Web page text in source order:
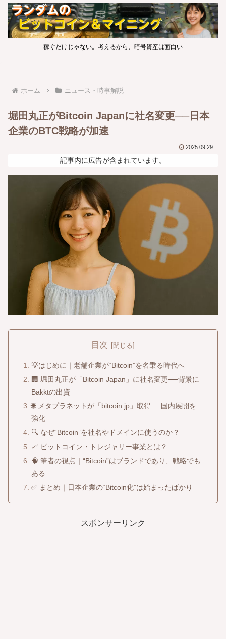
稼ぐだけじゃない。考えるから、暗号資産は面白い
ホーム ニュース・時事解説
堀田丸正がBitcoin Japanに社名変更──日本
企業のBTC戦略が加速
2025.09.29
記事内に広告が含まれています。
目次
💡はじめに｜老舗企業が“Bitcoin”を名乗る時代へ
🏢 堀田丸正が「Bitcoin Japan」に社名変更──背景に
Bakktの出資
🌐 メタプラネットが「bitcoin.jp」取得──国内展開を
強化
🔍 なぜ“Bitcoin”を社名やドメインに使うのか？
📈 ビットコイン・トレジャリー事業とは？
🧠 筆者の視点｜“Bitcoin”はブランドであり、戦略でも
ある
✅ まとめ｜日本企業の“Bitcoin化”は始まったばかり
スポンサーリンク